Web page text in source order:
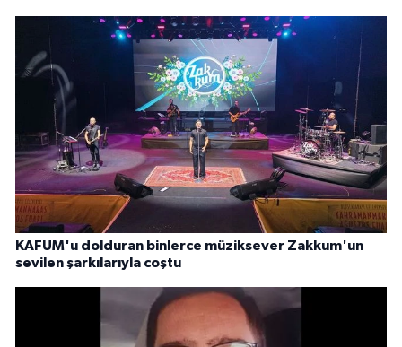
KAFUM'u dolduran binlerce müziksever Zakkum'un
sevilen şarkılarıyla coştu